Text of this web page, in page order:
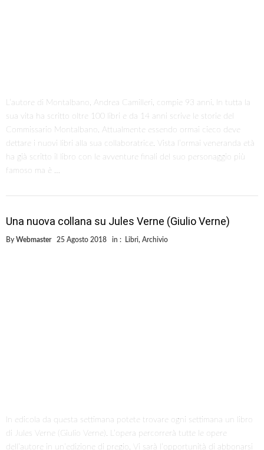
L’autore di Montalbano, Andrea Camilleri, compie 93 anni. In tutta la
sua vita ha scritto oltre 100 libri e da 14 anni scrive le storie del
Commissario Montalbano. Attualmente essendo ormai cieco deve
dettare i nuovi libri alla sua collaboratrice. Vista l’ormai veneranda età
ha già scritto il libro con le avventure finali del suo personaggio più
famoso ma è …
Una nuova collana su Jules Verne (Giulio Verne)
By Webmaster 25 Agosto 2018 in : Libri, Archivio
In edicola da questa settimana potete trovare ogni settimana un libro
di Jules Verne (Giulio Verne). L’opera percorrerà tutte le opere
dell’autore in un’edizione di pregio. Vi sarà l’opportunità di abbonarsi